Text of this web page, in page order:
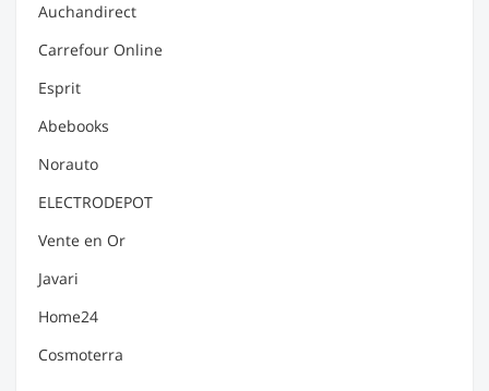
Auchandirect
Carrefour Online
Esprit
Abebooks
Norauto
ELECTRODEPOT
Vente en Or
Javari
Home24
Cosmoterra